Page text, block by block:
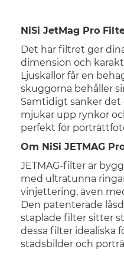
NiSi JetMag Pro
Det här filtret ger
dimension och
Ljuskällor får en
skuggorna behåller
Samtidigt sänker det
mjukar upp rynkor
perfekt för
Om NiSi JETMAG
JETMAG-filter är
med ultratunna
vinjettering, även
Den patenterade
staplade filter sitter
dessa filter idealiska
stadsbilder och